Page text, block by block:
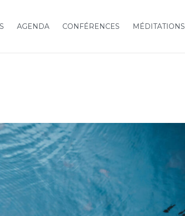
AGENDA CONFÉRENCES MÉDITATIONS